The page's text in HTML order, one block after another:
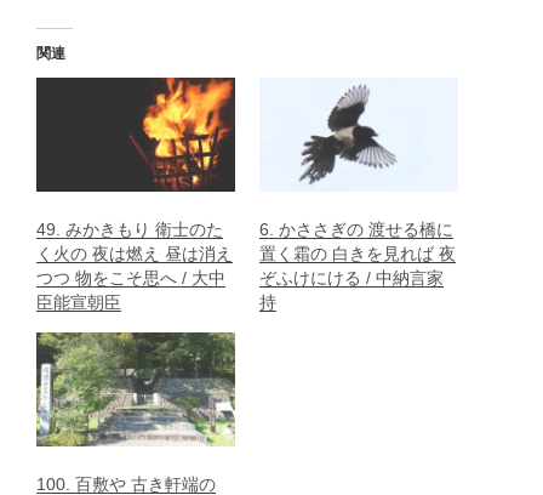
関連
49. みかきもり 衛士のた
く火の 夜は燃え 昼は消え
つつ 物をこそ思へ / 大中
臣能宣朝臣
6. かささぎの 渡せる橋に
置く霜の 白きを見れば 夜
ぞふけにける / 中納言家
持
100. 百敷や 古き軒端の